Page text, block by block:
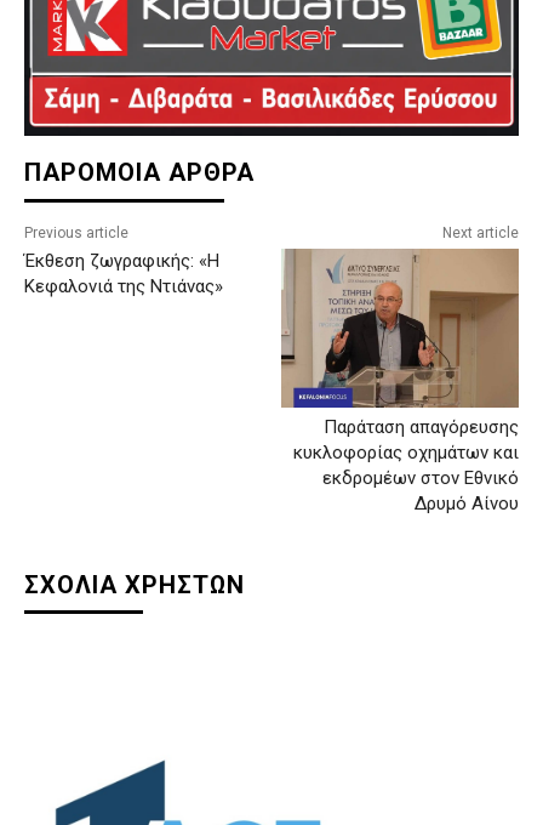
ΠΑΡΟΜΟΙΑ ΑΡΘΡΑ
Previous article
Έκθεση ζωγραφικής: «Η
Κεφαλονιά της Ντιάνας»
Next article
Παράταση απαγόρευσης
κυκλοφορίας οχημάτων και
εκδρομέων στον Εθνικό
Δρυμό Αίνου
ΣΧΟΛΙΑ ΧΡΗΣΤΩΝ